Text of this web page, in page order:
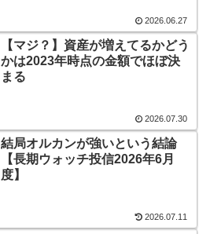
2026.06.27
【マジ？】資産が増えてるかどう
かは2023年時点の金額でほぼ決
まる
2026.07.30
結局オルカンが強いという結論
【長期ウォッチ投信2026年6月
度】
2026.07.11